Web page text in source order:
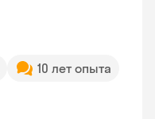
10 лет опыта